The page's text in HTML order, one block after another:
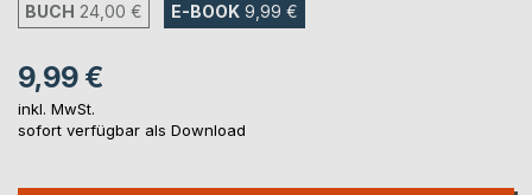
BUCH 24,00 € E-BOOK 9,99 €
9,99 €
inkl. MwSt.
sofort verfügbar als Download